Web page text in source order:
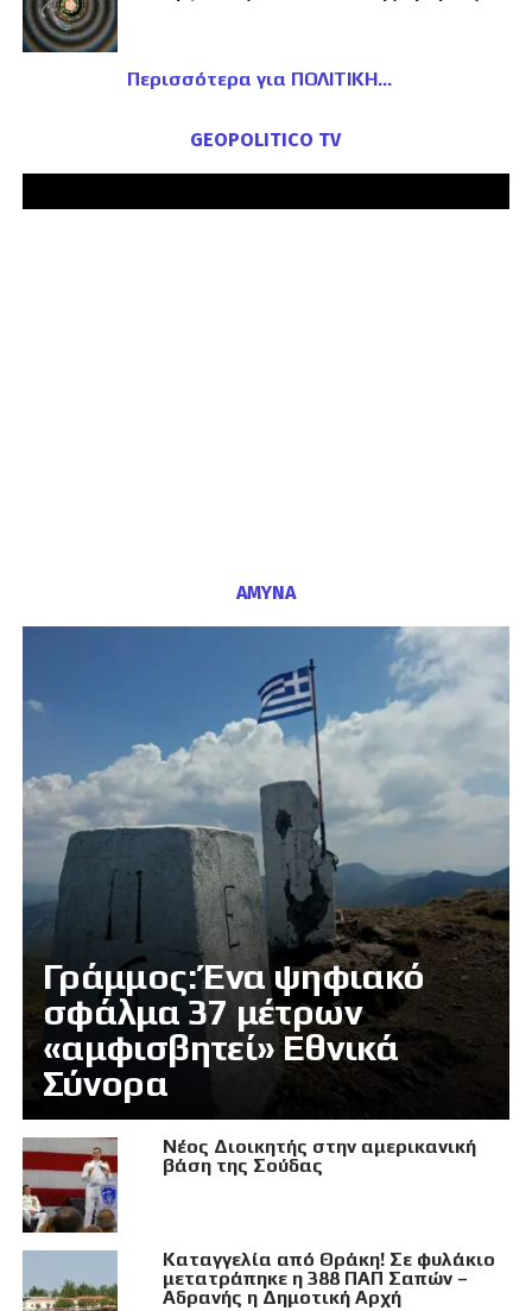
Περισσότερα για ΠΟΛΙΤΙΚΗ
GEOPOLITICO TV
ΑΜΥΝΑ
Γράμμος: Ένα ψηφιακό
σφάλμα 37 μέτρων
«αμφισβητεί» Εθνικά
Σύνορα
Νέος Διοικητής στην αμερικανική
βάση της Σούδας
Καταγγελία από Θράκη! Σε φυλάκιο
μετατράπηκε η 388 ΠΑΠ Σαπών –
Αδρανής η Δημοτική Αρχή